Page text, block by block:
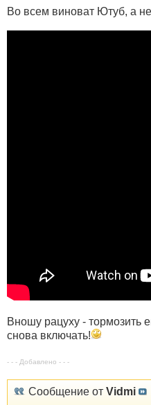
Во всем виноват Ютуб, а
Вношу рацуху - тормозить
снова включать!
- - - Добавлено - - -
Сообщение от Vidmi